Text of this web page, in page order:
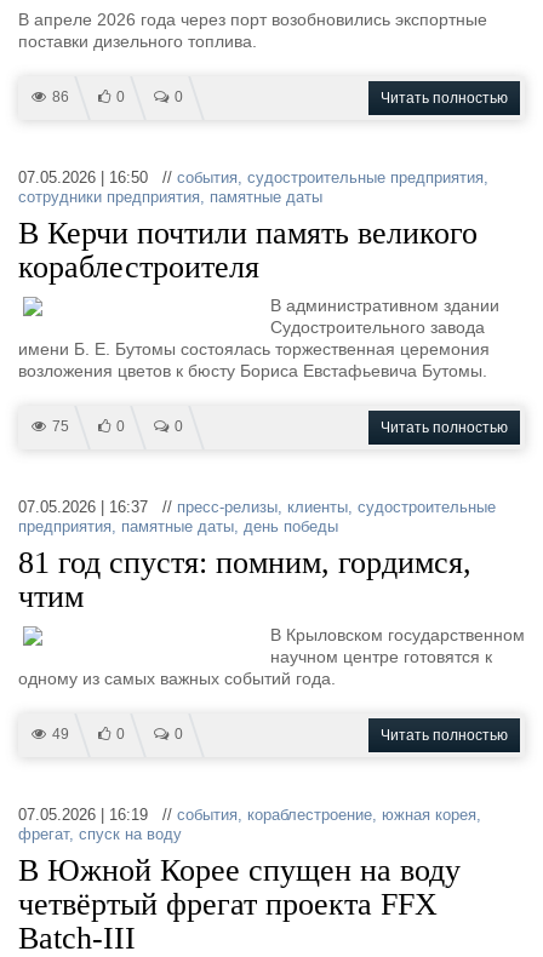
В апреле 2026 года через порт возобновились экспортные
поставки дизельного топлива.
86 0 0 Читать полностью
07.05.2026 | 16:50 // события, судостроительные предприятия,
сотрудники предприятия, памятные даты
В Керчи почтили память великого
кораблестроителя
В административном здании
Судостроительного завода
имени Б. Е. Бутомы состоялась торжественная церемония
возложения цветов к бюсту Бориса Евстафьевича Бутомы.
75 0 0 Читать полностью
07.05.2026 | 16:37 // пресс-релизы, клиенты, судостроительные
предприятия, памятные даты, день победы
81 год спустя: помним, гордимся,
чтим
В Крыловском государственном
научном центре готовятся к
одному из самых важных событий года.
49 0 0 Читать полностью
07.05.2026 | 16:19 // события, кораблестроение, южная корея,
фрегат, спуск на воду
В Южной Корее спущен на воду
четвёртый фрегат проекта FFX
Batch-III